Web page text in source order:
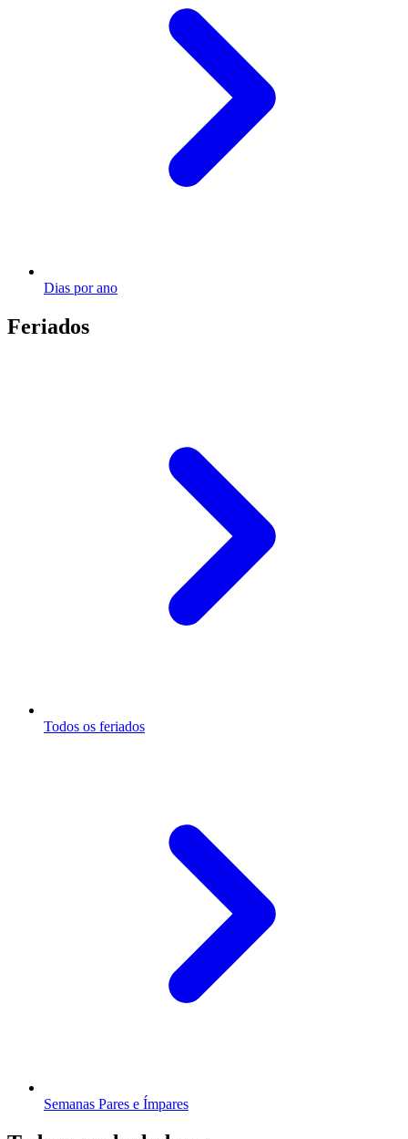
Dias por ano
Feriados
Todos os feriados
Semanas Pares e Ímpares